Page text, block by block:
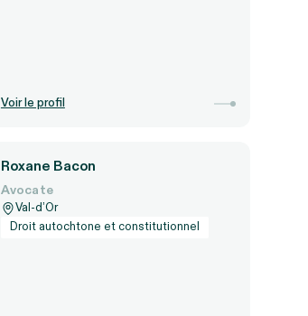
Voir le profil
Roxane Bacon
Avocate
Val-d’Or
Droit autochtone et constitutionnel